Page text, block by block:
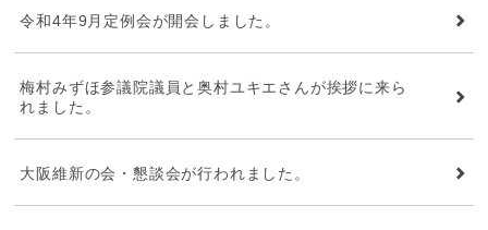
令和4年9月定例会が開会しました。
梅村みずほ参議院議員と奥村ユキエさんが挨拶に来ら
れました。
大阪維新の会・懇談会が行われました。